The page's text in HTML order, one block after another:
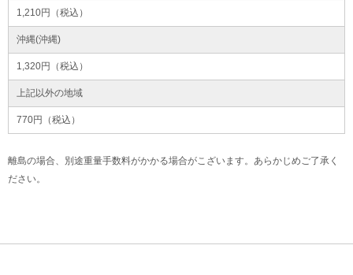
1,210円（税込）
沖縄(沖縄)
1,320円（税込）
上記以外の地域
770円（税込）
離島の場合、別途重量手数料がかかる場合がこざいます。あらかじめご了承く
ださい。